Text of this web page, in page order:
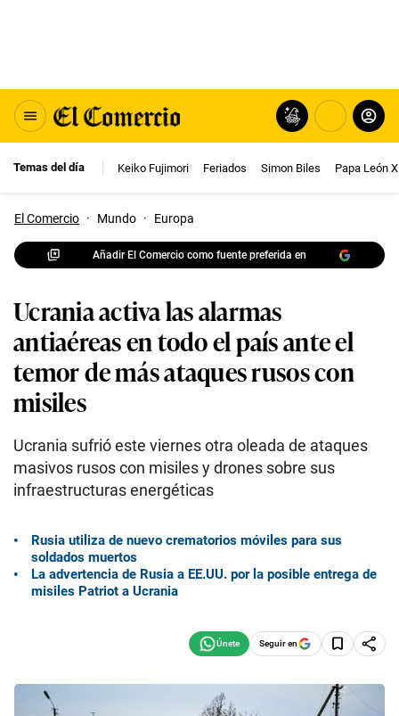
Temas del día Keiko Fujimori Feriados Simon Biles Papa León
El Comercio · Mundo · Europa
Añadir El Comercio como fuente preferida en
Ucrania activa las alarmas
antiaéreas en todo el país ante el
temor de más ataques rusos con
misiles
Ucrania sufrió este viernes otra oleada de ataques
masivos rusos con misiles y drones sobre sus
infraestructuras energéticas
Rusia utiliza de nuevo crematorios móviles para sus
soldados muertos
La advertencia de Rusia a EE.UU. por la posible entrega de
misiles Patriot a Ucrania
Seguir en